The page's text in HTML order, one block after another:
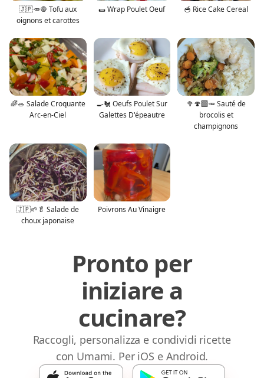
🇯🇵🥕🧅 Tofu aux
oignons et carottes
🌯 Wrap Poulet Oeuf 🥣 Rice Cake Cereal
🌈🥗 Salade Croquante
Arc-en-Ciel
🍳🐔 Oeufs Poulet Sur
Galettes D'épeautre
🥦🍄‍🟫🥕 Sauté de
brocolis et
champignons
🇯🇵🌱🥬 Salade de
choux japonaise
Poivrons Au Vinaigre
Pronto per
iniziare a
cucinare?
Raccogli, personalizza e condividi ricette
con Umami. Per iOS e Android.